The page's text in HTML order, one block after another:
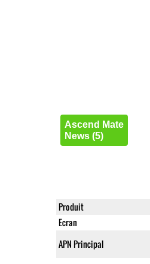
Ascend Mate
News (5)
Produit
Ecran
APN Principal